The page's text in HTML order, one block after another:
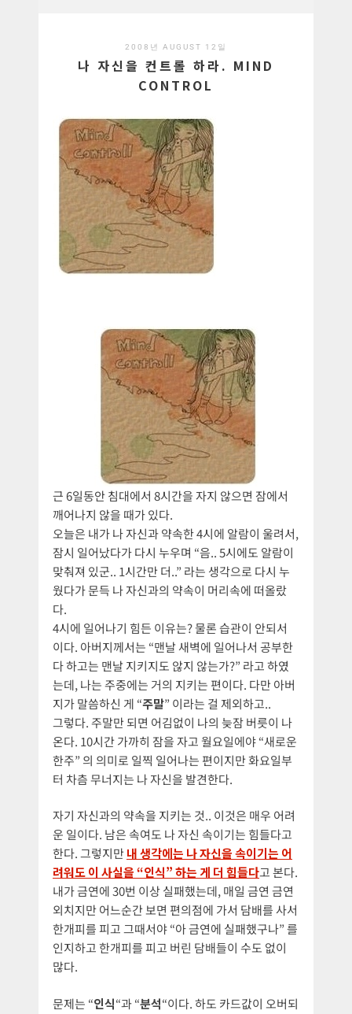
2008년 AUGUST 12일
나 자신을 컨트롤 하라. MIND
CONTROL
근 6일동안 침대에서 8시간을 자지 않으면 잠에서
깨어나지 않을 때가 있다.
오늘은 내가 나 자신과 약속한 4시에 알람이 울려서,
잠시 일어났다가 다시 누우며 “음.. 5시에도 알람이
맞춰져 있군.. 1시간만 더..” 라는 생각으로 다시 누
웠다가 문득 나 자신과의 약속이 머리속에 떠올랐
다.
4시에 일어나기 힘든 이유는? 물론 습관이 안되서
이다. 아버지께서는 “맨날 새벽에 일어나서 공부한
다 하고는 맨날 지키지도 않지 않는가?” 라고 하였
는데, 나는 주중에는 거의 지키는 편이다. 다만 아버
지가 말씀하신 게 “주말” 이라는 걸 제외하고..
그렇다. 주말만 되면 어김없이 나의 늦잠 버릇이 나
온다. 10시간 가까히 잠을 자고 월요일에야 “새로운
한주” 의 의미로 일찍 일어나는 편이지만 화요일부
터 차츰 무너지는 나 자신을 발견한다.
자기 자신과의 약속을 지키는 것.. 이것은 매우 어려
운 일이다. 남은 속여도 나 자신 속이기는 힘들다고
한다. 그렇지만내 생각에는 나 자신을 속이기는 어
려워도 이 사실을 “인식” 하는 게 더 힘들다고 본다.
내가 금연에 30번 이상 실패했는데, 매일 금연 금연
외치지만 어느순간 보면 편의점에 가서 담배를 사서
한개피를 피고 그때서야 “아 금연에 실패했구나” 를
인지하고 한개피를 피고 버린 담배들이 수도 없이
많다.
문제는 “인식“과 “분석“이다. 하도 카드값이 오버되